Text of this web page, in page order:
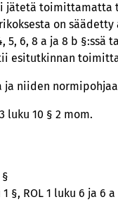
jätetä
on
6, 8 a ja 8 b §:ssä
esitutkinnan
niiden
luku 10 § 2 mom.
§, ROL 1 luku 6 ja 6 a